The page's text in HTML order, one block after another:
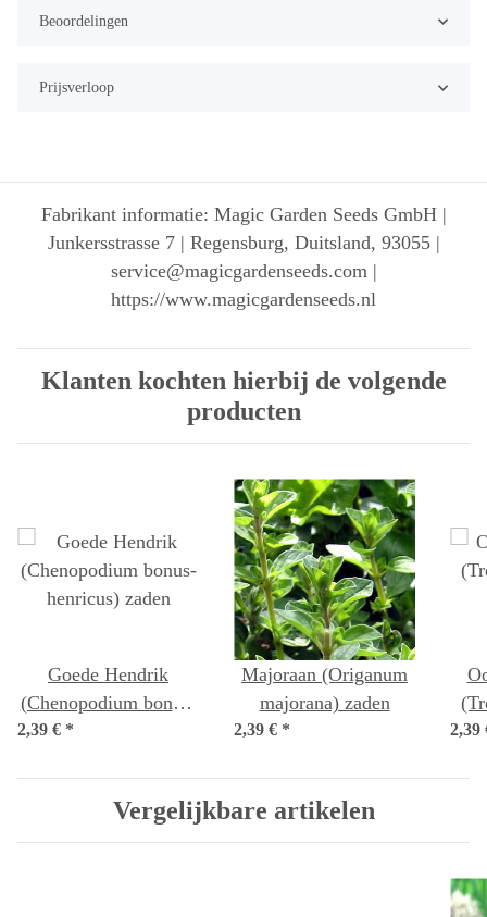
Beoordelingen
Prijsverloop
Fabrikant informatie: Magic Garden Seeds GmbH |
Junkersstrasse 7 | Regensburg, Duitsland, 93055 |
service@magicgardenseeds.com |
https://www.magicgardenseeds.nl
Klanten kochten hierbij de volgende
producten
Goede Hendrik
(Chenopodium bonus-
henricus) zaden
2,39 € *
Majoraan (Origanum
majorana) zaden
2,39 € * 2,39
Vergelijkbare artikelen